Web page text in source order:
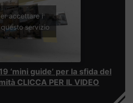
accettare i
servizio
‘mini guide’ per la sfida del
CLICCA PER IL VIDEO